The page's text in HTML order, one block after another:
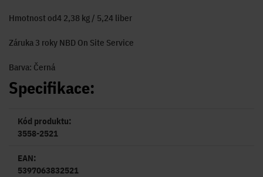
Hmotnost od4 2,38 kg / 5,24 liber
Záruka 3 roky NBD On Site Service
Barva: Černá
Specifikace:
Kód produktu:
3558-2521
EAN:
5397063832521